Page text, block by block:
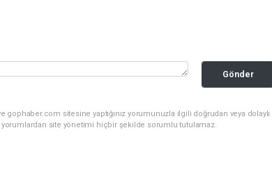
Gönder
gophaber.com sitesine yaptığınız yorumunuzla ilgili doğrudan veya dolaylı
site yönetimi hiçbir şekilde sorumlu tutulamaz.